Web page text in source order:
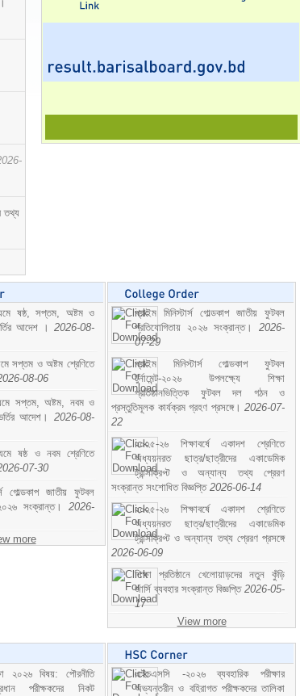
তথ্য
ষষ্ঠ, সপ্তম, অষ্টম ও
আদেশ । 2026-08-
সপ্তম ও অষ্টম শ্রেণিতে
08-06
সপ্তম, অষ্টম, নবম ও
আদেশ। 2026-08-
ষষ্ঠ ও নবম শ্রেণিতে
07-30
গোল্ডকাপ জাতীয় ফুটবল
সংক্রান্ত। 2026-
more
প্রাইম মিনিস্টার্স গোল্ডকাপ জাতীয় ফুটবল
প্রতিযোগিতায় ২০২৬ সংক্রান্ত। 2026-
07-29
প্রাইম মিনিস্টার্স গোল্ডকাপ ফুটবল
টুর্নামেন্ট-২০২৬ উপলক্ষ্যে শিক্ষা
প্রতিষ্ঠানভিত্তিক ফুটবল দল গঠন ও
প্রস্তুতিমূলক কার্যক্রম গ্রহণ প্রসঙ্গে। 2026-07-
22
২০২৫-২৬ শিক্ষাবর্ষে একাদশ শ্রেণিতে
অধ্যয়নরত ছাত্র/ছাত্রীদের একাডেমিক
ট্রান্সক্রিপ্ট ও অন্যান্য তথ্য প্রেরণ
সংক্রান্ত সংশোধিত বিজ্ঞপ্তি 2026-06-14
২০২৫-২৬ শিক্ষাবর্ষে একাদশ শ্রেণিতে
অধ্যয়নরত ছাত্র/ছাত্রীদের একাডেমিক
ট্রান্সক্রিপ্ট ও অন্যান্য তথ্য প্রেরণ প্রসঙ্গে
2026-06-09
শিক্ষা প্রতিষ্ঠানে খেলোয়াড়দের নতুন কুঁড়ি
জার্সি ব্যবহার সংক্রান্ত বিজ্ঞপ্তি 2026-05-
17
View more
২০২৬ বিষয়: পৌরনীতি
পরীক্ষকদের নিকট
এইচএসসি -২০২৬ ব্যবহারিক পরীক্ষার
অভ্যন্তরীন ও বহিরাগত পরীক্ষকদের তালিকা